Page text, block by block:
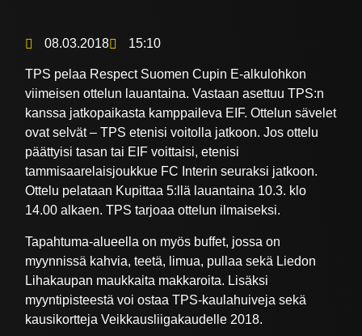
08.03.2018 15:10
TPS pelaa Respect Suomen Cupin E-alkulohkon
viimeisen ottelun lauantaina. Vastaan asettuu TPS:n
kanssa jatkopaikasta kamppaileva EIF. Ottelun sävelet
ovat selvät – TPS etenisi voitolla jatkoon. Jos ottelu
päättyisi tasan tai EIF voittaisi, etenisi
tammisaarelaisjoukkue FC Interin seuraksi jatkoon.
Ottelu pelataan Kupittaa 5:llä lauantaina 10.3. klo
14.00 alkaen. TPS tarjoaa ottelun ilmaiseksi.
Tapahtuma-alueella on myös buffet, jossa on
myynnissä kahvia, teetä, limua, pullaa sekä Liedon
Lihakaupan maukkaita makkaroita. Lisäksi
myyntipisteestä voi ostaa TPS-kaulahuiveja sekä
kausikortteja Veikkausliigakaudelle 2018.